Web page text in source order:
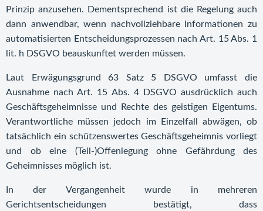
Prinzip anzusehen. Dementsprechend ist die Regelung auch
dann anwendbar, wenn nachvollziehbare Informationen zu
automatisierten Entscheidungsprozessen nach Art. 15 Abs. 1
lit. h DSGVO beauskunftet werden müssen.
Laut Erwägungsgrund 63 Satz 5 DSGVO umfasst die
Ausnahme nach Art. 15 Abs. 4 DSGVO ausdrücklich auch
Geschäftsgeheimnisse und Rechte des geistigen Eigentums.
Verantwortliche müssen jedoch im Einzelfall abwägen, ob
tatsächlich ein schützenswertes Geschäftsgeheimnis vorliegt
und ob eine (Teil-)Offenlegung ohne Gefährdung des
Geheimnisses möglich ist.
In der Vergangenheit wurde in mehreren
Gerichtsentscheidungen bestätigt, dass